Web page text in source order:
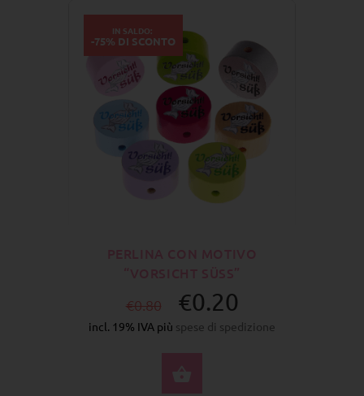
€0.80 €0.20
IN SALDO:
-75% DI SCONTO
incl. 19% IVA più spese di spedizione